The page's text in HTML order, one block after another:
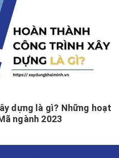
dựng là gì? Những hoạt
ngành 2023